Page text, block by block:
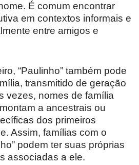
É comum encontrar
em contextos informais e
entre amigos e
“Paulinho” também pode
transmitido de geração
vezes, nomes de família
a ancestrais ou
dos primeiros
Assim, famílias com o
podem ter suas próprias
associadas a ele.